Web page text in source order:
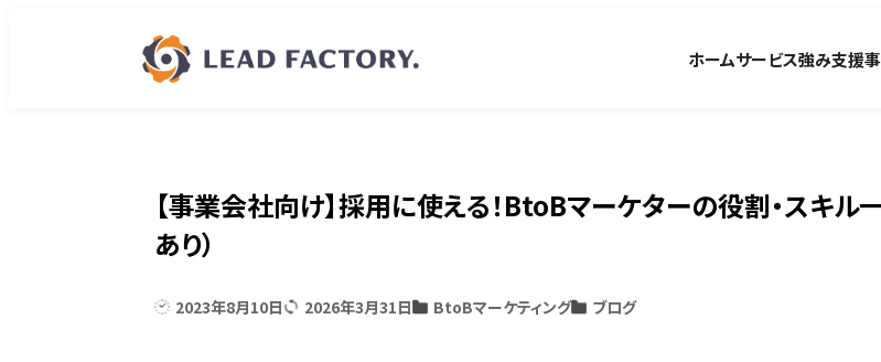
ホームサービス強み支援
【事業会社向け】採用に使える！BtoBマーケターの役割・スキル
あり）
2023年8月10日 2026年3月31日 BtoBマーケティング ブログ